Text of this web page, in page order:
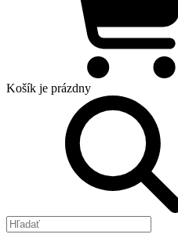
Košík je prázdny